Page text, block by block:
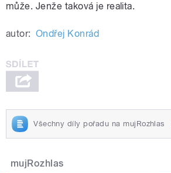
může. Jenže taková je realita.
autor: Ondřej Konrád
Všechny díly pořadu na mujRozhlas
mujRozhlas